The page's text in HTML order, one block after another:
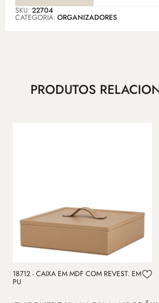
SKU: 22704
CATEGORIA: ORGANIZADORES
PRODUTOS
18712 - CAIXA EM MDF COM REVEST. EM
PU